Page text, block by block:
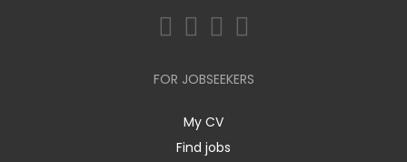
FOR JOBSEEKERS
My CV
Find jobs